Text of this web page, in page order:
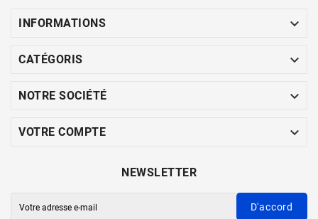
INFORMATIONS 
CATÉGORIS 
NOTRE SOCIÉTÉ 
VOTRE COMPTE 
NEWSLETTER
D'accord